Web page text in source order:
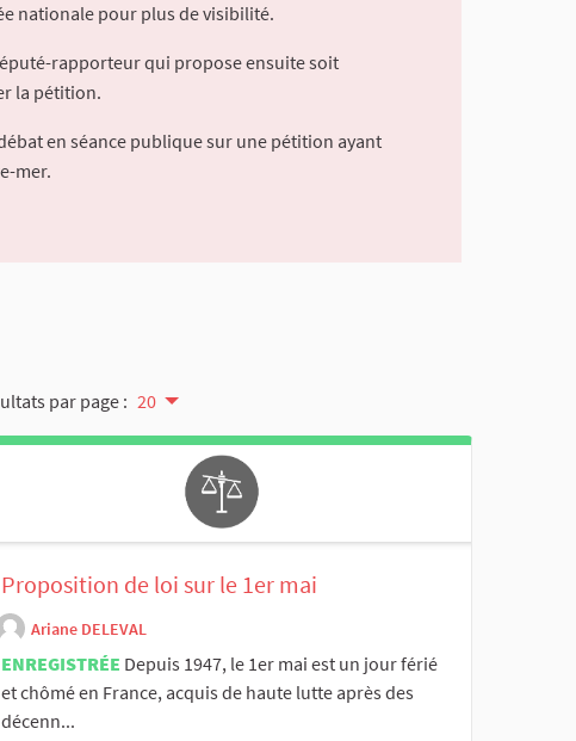
nationale pour plus de visibilité.
rapporteur qui propose ensuite soit
la pétition.
en séance publique sur une pétition ayant
mer.
par page : 20
Proposition de loi sur le 1er mai
Ariane DELEVAL
ENREGISTRÉE Depuis 1947, le 1er mai est un jour férié
et chômé en France, acquis de haute lutte après des
décenn...